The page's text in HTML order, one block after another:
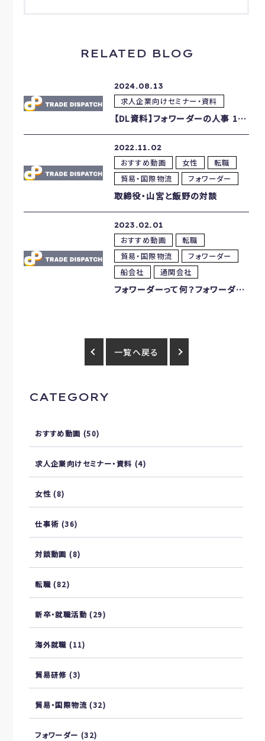
RELATED BLOG
2024.08.13
求人企業向けセミナー・資料
【DL資料】フォワーダーの人事 1年目のための基本採用ガイド
2022.11.02
おすすめ動画 女性
転職
貿易・国際物流
フォワーダー
取締役・山宮と飯野の対談
2023.02.01
おすすめ動画
転職
貿易・国際物流
フォワーダー
船会社
通関会社
フォワーダーって何？フォワーダーの仕事とその魅力に迫る
一覧へ戻る
CATEGORY
おすすめ動画 (50)
求人企業向けセミナー・資料 (4)
女性 (8)
仕事術 (36)
対談動画 (8)
転職 (82)
新卒・就職活動 (29)
海外就職 (11)
貿易研修 (3)
貿易・国際物流 (32)
フォワーダー (32)